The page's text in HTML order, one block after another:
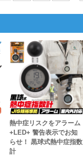
熱中症リスクをアラーム
+LED+ 警告表示でお知
らせ！ 黒球式熱中症指数
計